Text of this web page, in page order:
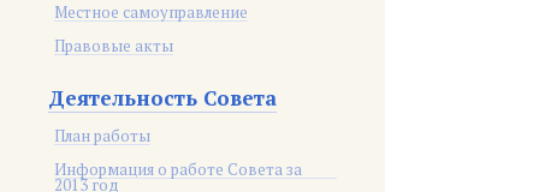
Местное самоуправление
Правовые акты
Деятельность Совета
План работы
Информация о работе Совета за
2013 год